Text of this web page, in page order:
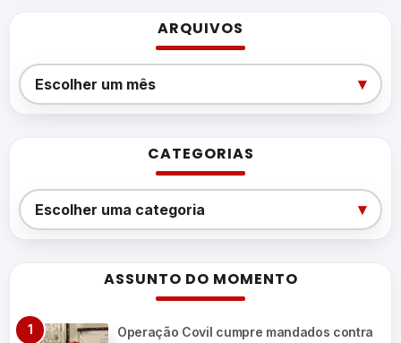
ARQUIVOS
Arquivos
Escolher um mês ▾
CATEGORIAS
Categorias
Escolher uma categoria ▾
ASSUNTO DO MOMENTO
Operação Covil cumpre mandados contra